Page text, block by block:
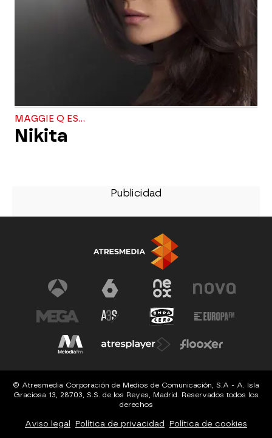
MAGGIE Q ES...
Nikita
© Atresmedia Corporación de Medios de Comunicación, S.A - A. Isla
Graciosa 13, 28703, S.S. de los Reyes, Madrid. Reservados todos los
derechos
Aviso legal Política de privacidad Política de cookies